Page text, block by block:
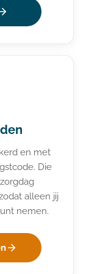
en met
Die
alleen jij
nemen.